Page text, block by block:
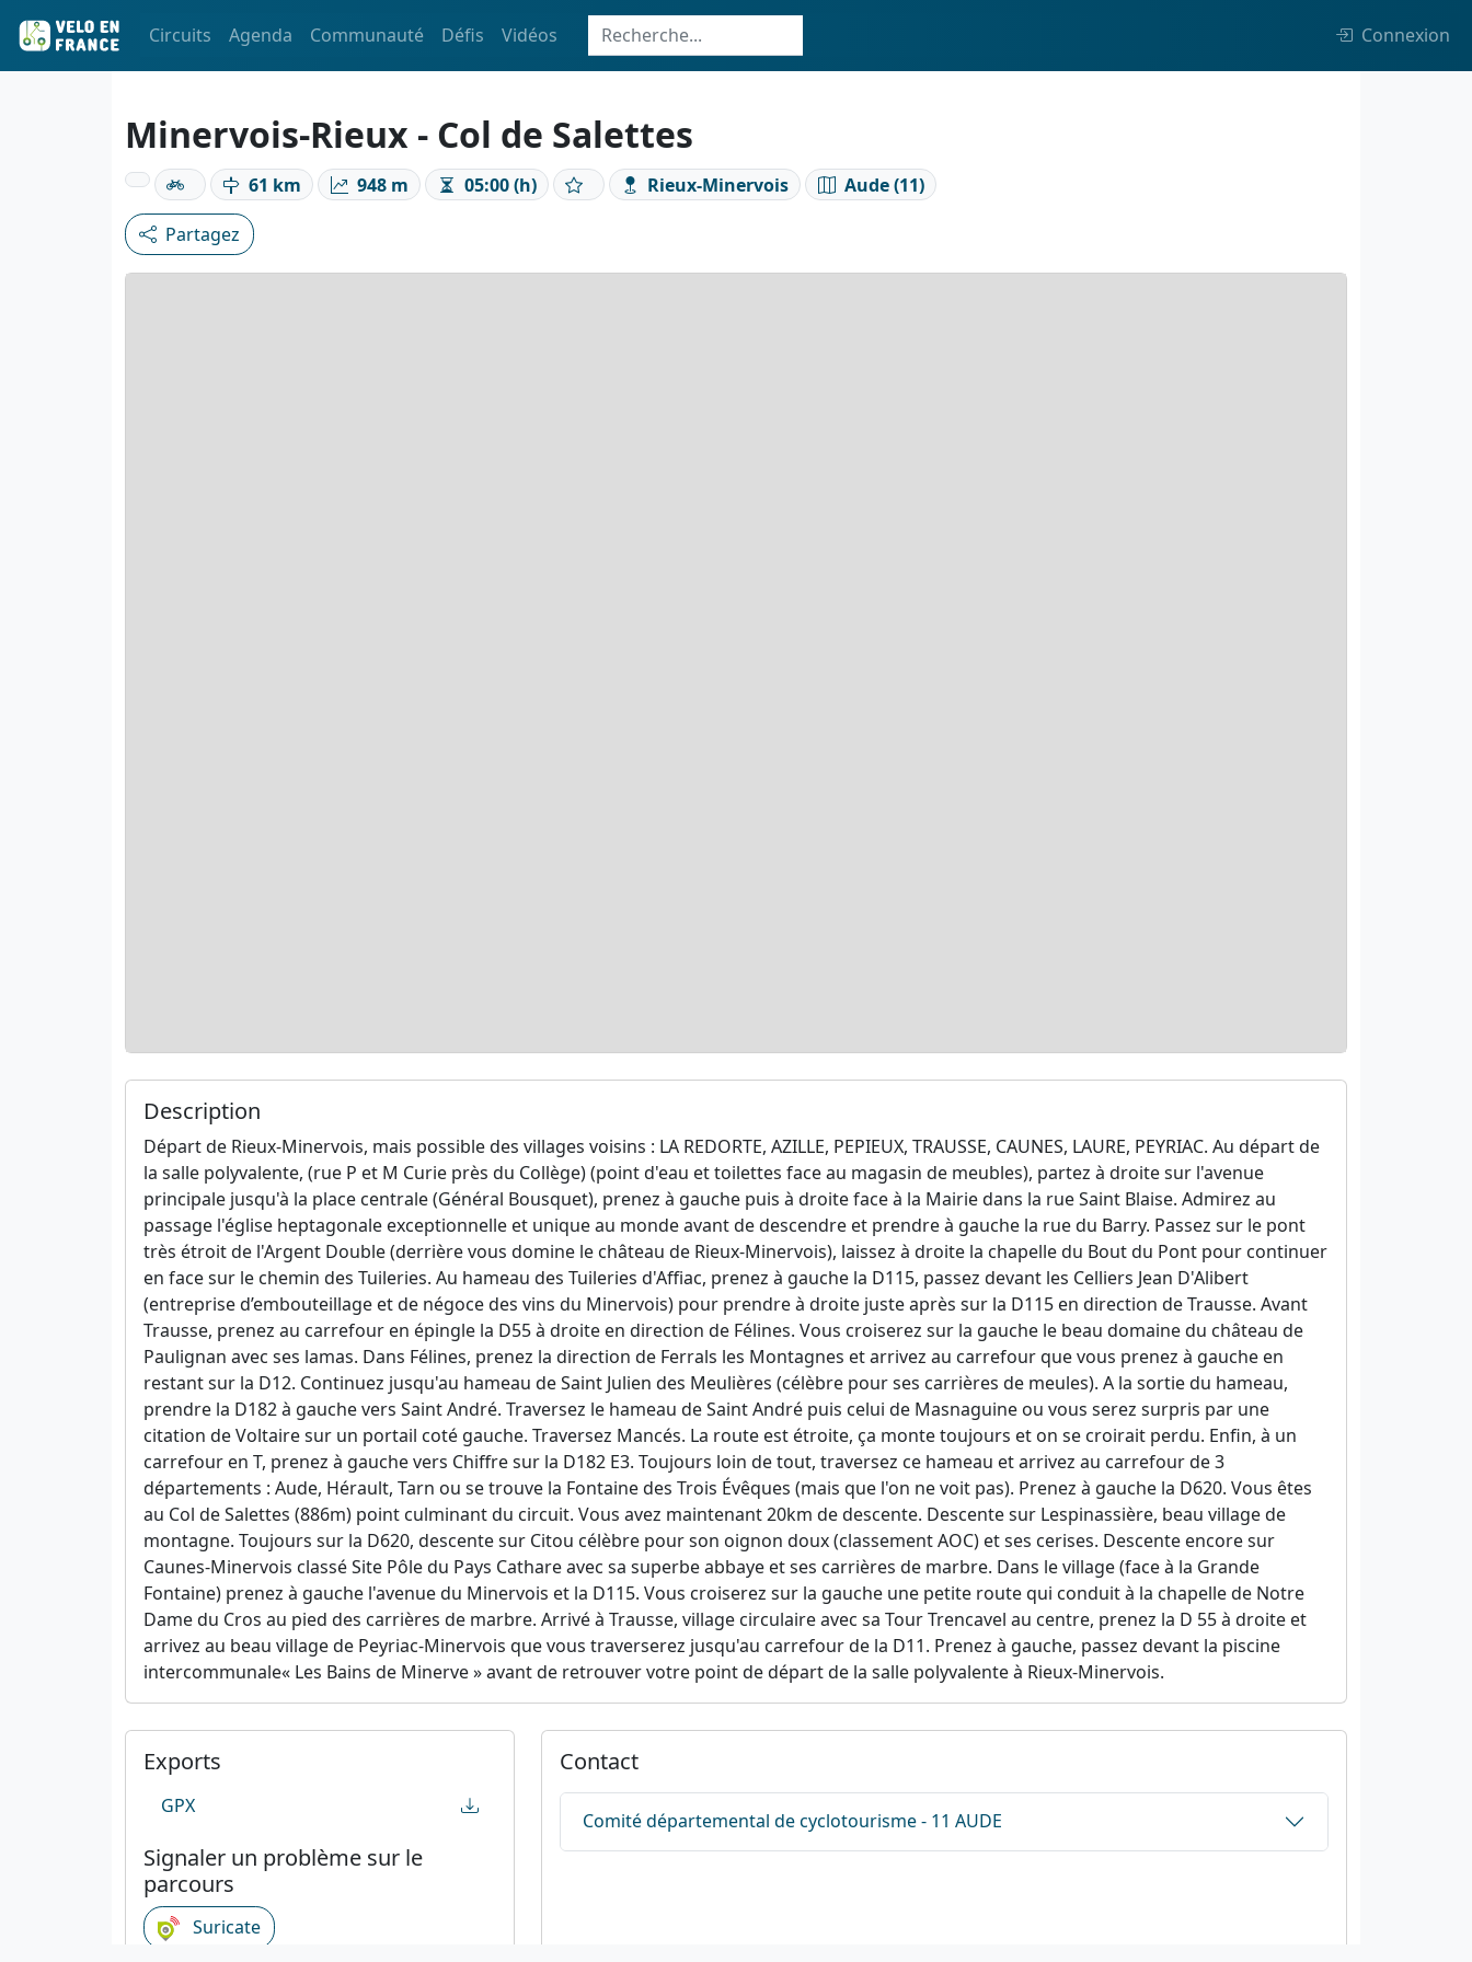
Circuits Agenda Communauté Défis Vidéos Connexion
Minervois-Rieux - Col de Salettes
61 km 948 m 05:00 (h) Rieux-Minervois Aude (11)
Partagez
Description
Départ de Rieux-Minervois, mais possible des villages voisins : LA REDORTE, AZILLE, PEPIEUX, TRAUSSE, CAUNES, LAURE, PEYRIAC. Au départ de
la salle polyvalente, (rue P et M Curie près du Collège) (point d'eau et toilettes face au magasin de meubles), partez à droite sur l'avenue
principale jusqu'à la place centrale (Général Bousquet), prenez à gauche puis à droite face à la Mairie dans la rue Saint Blaise. Admirez au
passage l'église heptagonale exceptionnelle et unique au monde avant de descendre et prendre à gauche la rue du Barry. Passez sur le pont
très étroit de l'Argent Double (derrière vous domine le château de Rieux-Minervois), laissez à droite la chapelle du Bout du Pont pour continuer
en face sur le chemin des Tuileries. Au hameau des Tuileries d'Affiac, prenez à gauche la D115, passez devant les Celliers Jean D'Alibert
(entreprise d’embouteillage et de négoce des vins du Minervois) pour prendre à droite juste après sur la D115 en direction de Trausse. Avant
Trausse, prenez au carrefour en épingle la D55 à droite en direction de Félines. Vous croiserez sur la gauche le beau domaine du château de
Paulignan avec ses lamas. Dans Félines, prenez la direction de Ferrals les Montagnes et arrivez au carrefour que vous prenez à gauche en
restant sur la D12. Continuez jusqu'au hameau de Saint Julien des Meulières (célèbre pour ses carrières de meules). A la sortie du hameau,
prendre la D182 à gauche vers Saint André. Traversez le hameau de Saint André puis celui de Masnaguine ou vous serez surpris par une
citation de Voltaire sur un portail coté gauche. Traversez Mancés. La route est étroite, ça monte toujours et on se croirait perdu. Enfin, à un
carrefour en T, prenez à gauche vers Chiffre sur la D182 E3. Toujours loin de tout, traversez ce hameau et arrivez au carrefour de 3
départements : Aude, Hérault, Tarn ou se trouve la Fontaine des Trois Évêques (mais que l'on ne voit pas). Prenez à gauche la D620. Vous êtes
au Col de Salettes (886m) point culminant du circuit. Vous avez maintenant 20km de descente. Descente sur Lespinassière, beau village de
montagne. Toujours sur la D620, descente sur Citou célèbre pour son oignon doux (classement AOC) et ses cerises. Descente encore sur
Caunes-Minervois classé Site Pôle du Pays Cathare avec sa superbe abbaye et ses carrières de marbre. Dans le village (face à la Grande
Fontaine) prenez à gauche l'avenue du Minervois et la D115. Vous croiserez sur la gauche une petite route qui conduit à la chapelle de Notre
Dame du Cros au pied des carrières de marbre. Arrivé à Trausse, village circulaire avec sa Tour Trencavel au centre, prenez la D 55 à droite et
arrivez au beau village de Peyriac-Minervois que vous traverserez jusqu'au carrefour de la D11. Prenez à gauche, passez devant la piscine
intercommunale« Les Bains de Minerve » avant de retrouver votre point de départ de la salle polyvalente à Rieux-Minervois.
Exports
GPX
Signaler un problème sur le
parcours
Suricate
Contact
Comité départemental de cyclotourisme - 11 AUDE